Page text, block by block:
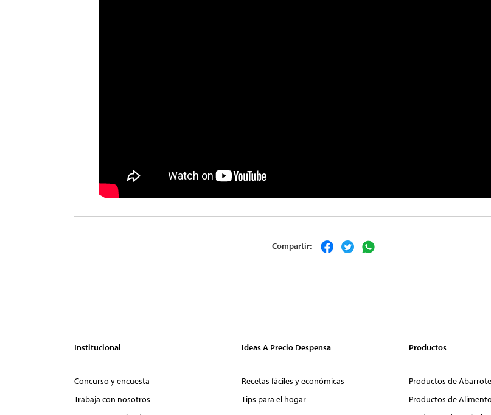
Compartir:
Institucional
Concurso y encuesta
Trabaja con nosotros
Ideas A Precio Despensa
Recetas fáciles y económicas
Tips para el hogar
Productos
Productos de
Productos de